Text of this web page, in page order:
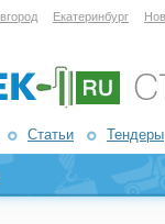
Екатеринбург
Статьи Тендеры